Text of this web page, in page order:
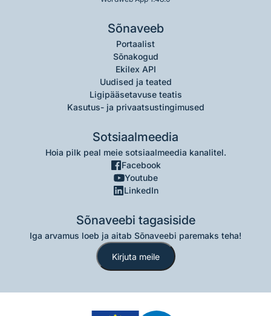
Sõnaveeb
Portaalist
Sõnakogud
Ekilex API
Uudised ja teated
Ligipääsetavuse teatis
Kasutus- ja privaatsustingimused
Sotsiaalmeedia
Hoia pilk peal meie sotsiaalmeedia kanalitel.
Facebook
Youtube
LinkedIn
Sõnaveebi tagasiside
Iga arvamus loeb ja aitab Sõnaveebi paremaks teha!
Kirjuta meile